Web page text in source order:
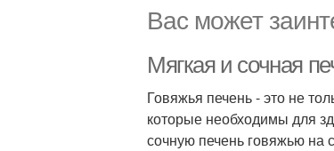
Вас может
Мягкая и сочная
Говяжья печень - это не
которые необходимы для
сочную печень говяжью на